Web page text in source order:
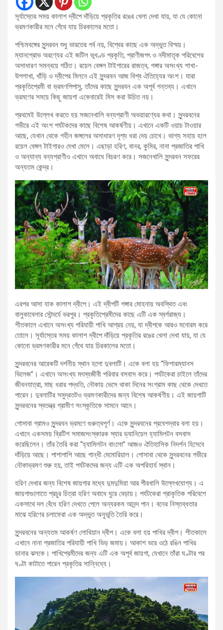
সূর্যাস্তের সময় কালাশ দ্বীপে দাঁড়িয়ে প্রকৃতির রঙের খেলা দেখা যায়, যা যে কোনো
ভ্রমণকারীর মনে গেঁথে যায় চিরকালের মতো।
পশ্চিমবঙ্গের সুন্দরবন শুধু ভারতের গর্ব নয়, বিশ্বের কাছে এক অদ্ভুত বিস্ময়।
ম্যানগ্রোভ অরণ্যের এই জটিল ভূখণ্ড প্রকৃতি, প্রাণীজগৎ ও নদীমাতৃক পরিবেশের
অসাধারণ সমন্বয়ে গঠিত। রয়েল বেঙ্গল টাইগারের রাজত্ব, গঙ্গার অসংখ্য শাখা-
উপশাখা, খাঁড়ি ও দ্বীপের মিলনে এই সুন্দরবন আজ বিশ্ব ঐতিহ্যের অংশ। যারা
প্রকৃতিপ্রেমী বা ভ্রমণপিপাসু, তাঁদের কাছে সুন্দরবন এক অপূর্ব গন্তব্য। এখানে
ভ্রমণের সময়ে কিছু জায়গা একেবারেই মিস করা উচিত নয়।
প্রথমেই উল্লেখ করতে হয় সজনেখালি বন্যপ্রাণী অভয়ারণ্যের কথা। সুন্দরবনের
গভীরে এই অংশ পর্যটকদের কাছে বিশেষ আকর্ষণীয়। এখানে একটি ওয়াচ টাওয়ার
আছে, যেখান থেকে গহীন জঙ্গলের অসাধারণ দৃশ্য ধরা দেয় চোখে। ভাগ্য সহায় হলে
রয়েল বেঙ্গল টাইগারও দেখা মেলে। এছাড়া হরিণ, বানর, কুমির, নানা প্রজাতির পাখি
ও অন্যান্য বন্যপ্রাণীও এখানে অবাধে বিচরণ করে। সজনেখালি সুন্দরবন সফরের
অন্যতম কেন্দ্র।
এরপর আসা যাক কালাশ দ্বীপে। এই দ্বীপটি গঙ্গার মোহনায় অবস্থিত এবং
বালুকাবেলার সৌন্দর্যে ভরপুর। প্রকৃতিপ্রেমীদের কাছে এটি এক স্বর্গরাজ্য।
শীতকালে এখানে অসংখ্য পরিযায়ী পাখি আশ্রয় নেয়, যা দ্বীপকে আরও মনোরম করে
তোলে। সূর্যাস্তের সময় কালাশ দ্বীপে দাঁড়িয়ে প্রকৃতির রঙের খেলা দেখা যায়, যা যে
কোনো ভ্রমণকারীর মনে গেঁথে যায় চিরকালের মতো।
সুন্দরবনের আরেকটি দর্শনীয় স্থান হলো দুবলাটি। একে বলা হয় “ফিশারম্যানস
ভিলেজ”। এখানে অসংখ্য মৎস্যজীবী পরিবার বসবাস করে। পর্যটকেরা চাইলে তাঁদের
জীবনযাত্রা, মাছ ধরার পদ্ধতি, নৌকায় ভেসে থাকা দিনের সংগ্রাম কাছ থেকে দেখতে
পারেন। দুবলাটির সমুদ্রতটও ভ্রমণকারীদের জন্য বিশেষ আকর্ষণীয়। এই জায়গাটি
সুন্দরবনের স্বতন্ত্র গ্রামীণ সংস্কৃতিকে সামনে আনে।
গোসাবা গ্রামও সুন্দরবন ভ্রমণে গুরুত্বপূর্ণ। একে সুন্দরবনের প্রবেশদ্বার বলা হয়।
এখানে একসময় ব্রিটিশ সমাজসংস্কারক স্যার ড্যানিয়েল হ্যামিলটন বসবাস
করেছিলেন। তাঁর তৈরি করা “হ্যামিলটন বাংলো” আজও ঐতিহাসিক নিদর্শন হিসেবে
দাঁড়িয়ে আছে। পাশাপাশি আছে গান্ধী মেমোরিয়াল। গোসাবা থেকে সুন্দরবনের গভীরে
নৌকাভ্রমণ শুরু হয়, তাই পর্যটকদের জন্য এটি এক অপরিহার্য স্থান।
হরিণ দেখার জন্য বিশেষ জায়গার মধ্যে দুমদুমিয়া আর পীরখালি উল্লেখযোগ্য। এ
জায়গাগুলোতে প্রচুর চিত্রা হরিণ অবাধে ঘুরে বেড়ায়। পর্যটকেরা প্রাকৃতিক পরিবেশে
একসাথে দল বেঁধে হরিণ দেখতে পেলে অন্যরকম আনন্দ পান। বনের নিস্তব্ধতার
মাঝে হরিণের চলাফেরা এক অদ্ভুত অনুভূতি তৈরি করে।
সুন্দরবনের অন্যতম আকর্ষণ লোথিয়ান দ্বীপ। একে বলা হয় পাখির দ্বীপ। শীতকালে
এখানে নানা প্রজাতির পরিযায়ী পাখি ভিড় জমায়। আকাশ ভরে ওঠে রঙিন পাখির
ডানার ঝলকে। পাখিপ্রেমীদের জন্য এটি এক অপূর্ব জায়গা, যেখানে তাঁরা ঘণ্টার পর
ঘণ্টা কাটাতে পারেন প্রকৃতির সান্নিধ্যে।